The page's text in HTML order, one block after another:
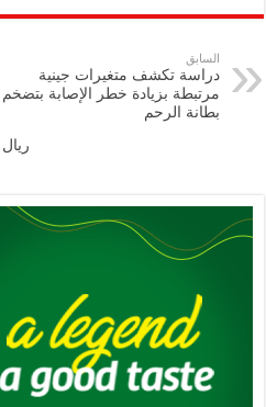
p
y
Li
n
eb
k
tt
nt
A
p
السابق
دراسة تكشف متغيرات جينية
مرتبطة بزيادة خطر الإصابة بتضخم
بطانة الرحم